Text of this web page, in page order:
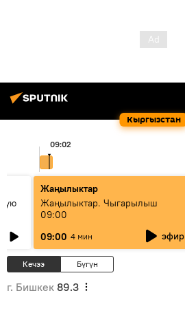
Кыргызстан
09:02
Жаңылыктар
Жаңылыктар. Чыгарылыш
09:00
09:00 4 мин эфир
Кечээ Бүгүн
г. Бишкек 89.3